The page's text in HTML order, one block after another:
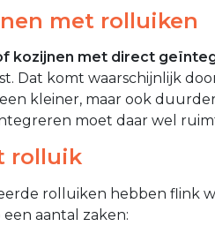
met rolluiken
kozijnen met direct
Dat komt waarschijnlijk
kleiner, maar ook
moet daar wel
rolluik
rolluiken hebben flink
aantal zaken: